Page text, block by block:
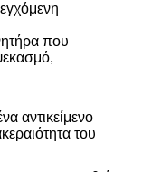
που
αντικείμενο
του